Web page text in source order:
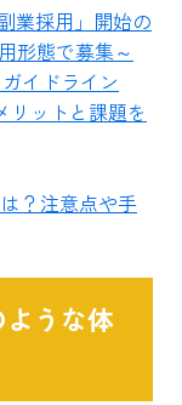
業採用」開始の
形態で募集～
イドライン
リットと課題を
？注意点や手
うな体